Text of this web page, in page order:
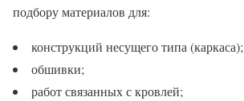
подбору материалов для:
конструкций несущего типа (каркаса);
обшивки;
работ связанных с кровлей;